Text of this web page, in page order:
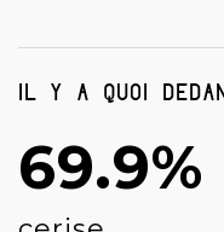
Il y a quoi
69.9%